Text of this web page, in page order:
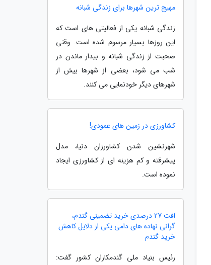
مهیج ترین شهرها برای زندگی شبانه
زندگی شبانه یکی از فعالیتی های است که
این روزها بسیار مرسوم شده است. وقتی
صحبت از زندگی شبانه و بیدار ماندن در
شب می شود، بعضی از شهرها بیش از
شهرهای دیگر خودنمایی می کنند.
کشاورزی در زمین های عمودی!
شهرنشین شدن کشاورزان دنیا، مدل
پیشرفته و کم هزینه ای از کشاورزی ایجاد
نموده است.
افت 27 درصدی خرید تضمینی گندم،
گرانی نهاده های دامی یکی از دلایل کاهش
خرید گندم
رئیس بنیاد ملی گندمکاران کشور گفت: